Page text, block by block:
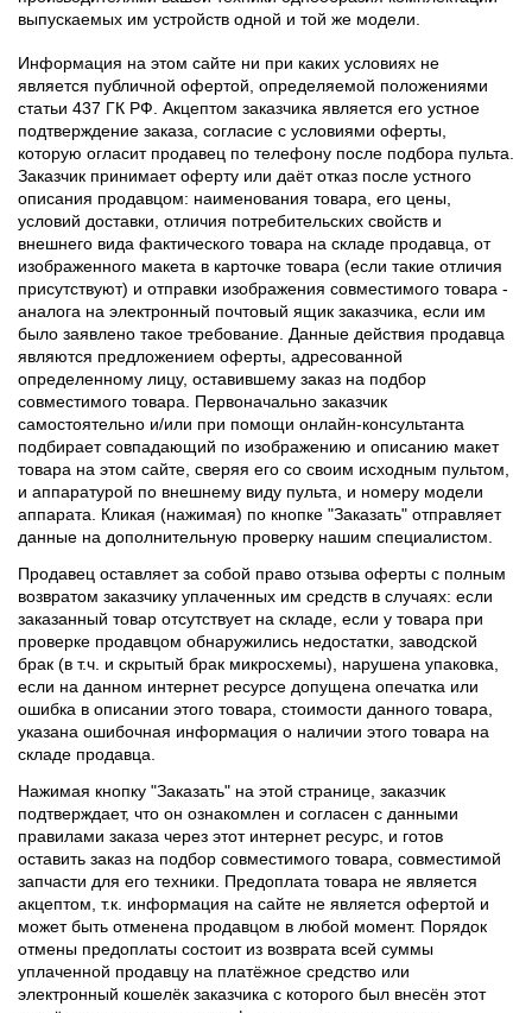
выпускаемых им устройств одной и той же модели.
Информация на этом сайте ни при каких условиях не
является публичной офертой, определяемой положениями
статьи 437 ГК РФ. Акцептом заказчика является его устное
подтверждение заказа, согласие с условиями оферты,
которую огласит продавец по телефону после подбора пульта.
Заказчик принимает оферту или даёт отказ после устного
описания продавцом: наименования товара, его цены,
условий доставки, отличия потребительских свойств и
внешнего вида фактического товара на складе продавца, от
изображенного макета в карточке товара (если такие отличия
присутствуют) и отправки изображения совместимого товара -
аналога на электронный почтовый ящик заказчика, если им
было заявлено такое требование. Данные действия продавца
являются предложением оферты, адресованной
определенному лицу, оставившему заказ на подбор
совместимого товара. Первоначально заказчик
самостоятельно и/или при помощи онлайн-консультанта
подбирает совпадающий по изображению и описанию макет
товара на этом сайте, сверяя его со своим исходным пультом,
и аппаратурой по внешнему виду пульта, и номеру модели
аппарата. Кликая (нажимая) по кнопке "Заказать" отправляет
данные на дополнительную проверку нашим специалистом.
Продавец оставляет за собой право отзыва оферты с полным
возвратом заказчику уплаченных им средств в случаях: если
заказанный товар отсутствует на складе, если у товара при
проверке продавцом обнаружились недостатки, заводской
брак (в т.ч. и скрытый брак микросхемы), нарушена упаковка,
если на данном интернет ресурсе допущена опечатка или
ошибка в описании этого товара, стоимости данного товара,
указана ошибочная информация о наличии этого товара на
складе продавца.
Нажимая кнопку "Заказать" на этой странице, заказчик
подтверждает, что он ознакомлен и согласен с данными
правилами заказа через этот интернет ресурс, и готов
оставить заказ на подбор совместимого товара, совместимой
запчасти для его техники. Предоплата товара не является
акцептом, т.к. информация на сайте не является офертой и
может быть отменена продавцом в любой момент. Порядок
отмены предоплаты состоит из возврата всей суммы
уплаченной продавцу на платёжное средство или
электронный кошелёк заказчика с которого был внесён этот